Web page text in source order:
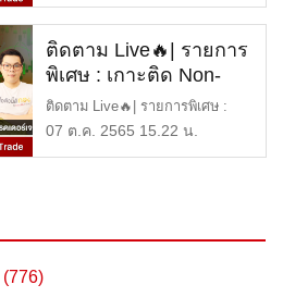
ติดตาม Live🔥| รายการ
พิเศษ : เกาะติด Non-
Farm เดือนตุลาคม
ติดตาม Live🔥| รายการพิเศษ :
เกาะติด Non-Farm เดือนตุลาค
07 ต.ค. 2565 15.22 น.
(776)